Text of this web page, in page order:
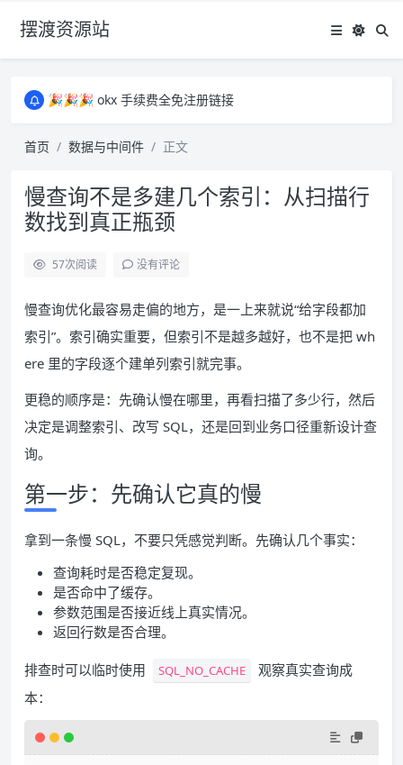
摆渡资源站
🎉🎉🎉 okx 手续费全免注册链接
所有资源均为免费网盘资源，资源失效请备注留言，感谢！
🎉🎉🎉 okx 手续费全免注册链接
首页 数据与中间件 正文
慢查询不是多建几个索引：从扫描行
数找到真正瓶颈
57次阅读 没有评论
慢查询优化最容易走偏的地方，是一上来就说“给字段都加
索引”。索引确实重要，但索引不是越多越好，也不是把 wh
ere 里的字段逐个建单列索引就完事。
更稳的顺序是：先确认慢在哪里，再看扫描了多少行，然后
决定是调整索引、改写 SQL，还是回到业务口径重新设计查
询。
第一步：先确认它真的慢
拿到一条慢 SQL，不要只凭感觉判断。先确认几个事实：
查询耗时是否稳定复现。
是否命中了缓存。
参数范围是否接近线上真实情况。
返回行数是否合理。
排查时可以临时使用 SQL_NO_CACHE
观察真实查询成
本：